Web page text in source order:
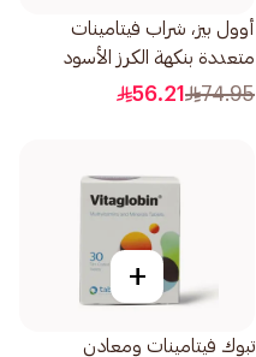
أوول بيز، شراب فيتامينات
متعددة بنكهة الكرز الأسود
10مل
74.95
56.21
+
تبوك فيتامينات ومعادن